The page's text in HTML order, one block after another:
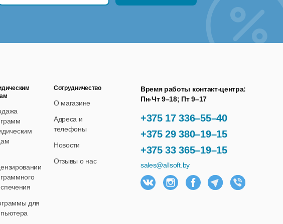
заработной платы и формировании отчётности по труду.
+375 17 336–55–40
+375 29 380–19–15
+375 33 365–19–15
Время работы контакт-центра:
Пн-Чт 9–18; Пт 9–17
sales@allsoft.by
для
Сотрудничество
О магазине
Адреса и
телефоны
Новости
Отзывы о нас